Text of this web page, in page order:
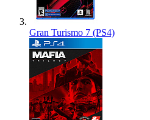
Gran Turismo 7 (PS4)